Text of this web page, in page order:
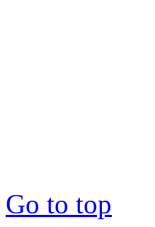
Go to top